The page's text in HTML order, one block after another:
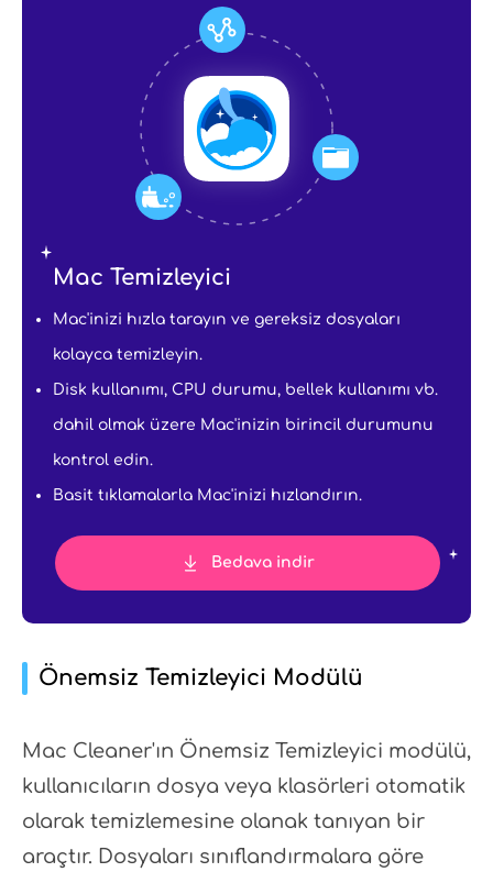
Mac Temizleyici
Mac'inizi hızla tarayın ve gereksiz dosyaları
kolayca temizleyin.
Disk kullanımı, CPU durumu, bellek kullanımı vb.
dahil olmak üzere Mac'inizin birincil durumunu
kontrol edin.
Basit tıklamalarla Mac'inizi hızlandırın.
Bedava indir
Önemsiz Temizleyici Modülü
Mac Cleaner'ın Önemsiz Temizleyici modülü,
kullanıcıların dosya veya klasörleri otomatik
olarak temizlemesine olanak tanıyan bir
araçtır. Dosyaları sınıflandırmalara göre